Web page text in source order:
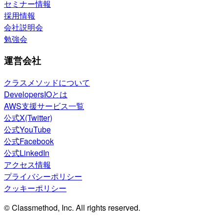
セミナー情報
採用情報
会社説明会
勉強会
運営会社
クラスメソッドについて
DevelopersIOとは
AWS支援サービス一覧
公式X(Twitter)
公式YouTube
公式Facebook
公式LinkedIn
アクセス情報
プライバシーポリシー
クッキーポリシー
© Classmethod, Inc. All rights reserved.